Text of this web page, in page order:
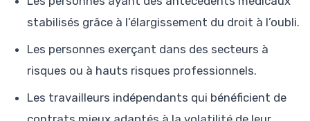
stabilisés grâce à l’élargissement du droit à l’oubli.
Les personnes exerçant dans des secteurs à
risques ou à hauts risques professionnels.
Les travailleurs indépendants qui bénéficient de